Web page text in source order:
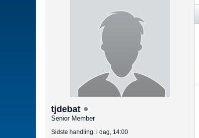
tjdebat
Senior Member
Sidste handling: i dag, 14:00